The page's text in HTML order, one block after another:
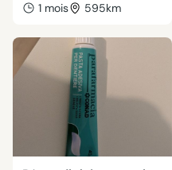
1 mois 595km